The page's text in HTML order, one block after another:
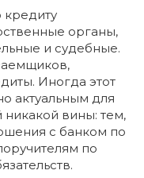
кредиту
органы,
и судебные.
Иногда этот
актуальным для
вины: тем,
с банком по
по